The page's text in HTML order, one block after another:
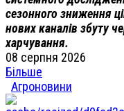
сезонного зниження
нових каналів збуту
харчування.
08 серпня 2026
Більше
Агроновини